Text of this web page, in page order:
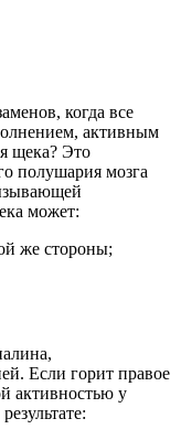
когда все
активным
щека? Это
полушария мозга
может:
же стороны;
Если горит правое
активностью у